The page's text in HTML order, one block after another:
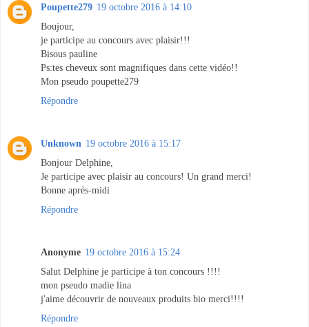
Poupette279 19 octobre 2016 à 14:10
Boujour,
je participe au concours avec plaisir!!!
Bisous pauline
Ps:tes cheveux sont magnifiques dans cette vidéo!!
Mon pseudo poupette279
Répondre
Unknown 19 octobre 2016 à 15:17
Bonjour Delphine,
Je participe avec plaisir au concours! Un grand merci!
Bonne après-midi
Répondre
Anonyme 19 octobre 2016 à 15:24
Salut Delphine je participe à ton concours !!!!
mon pseudo madie lina
j'aime découvrir de nouveaux produits bio merci!!!!
Répondre